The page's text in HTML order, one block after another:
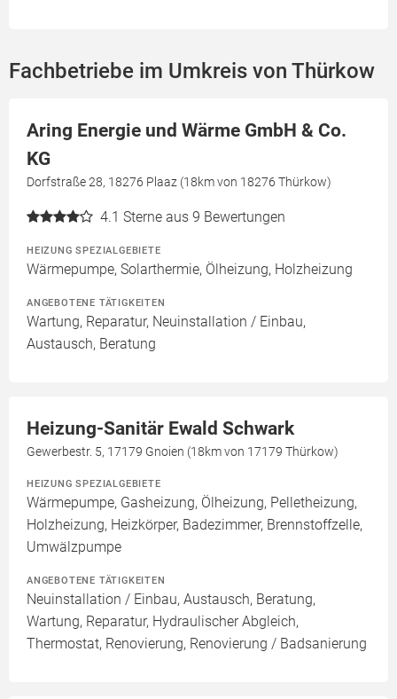
Fachbetriebe im Umkreis von Thürkow
Aring Energie und Wärme GmbH & Co.
KG
Dorfstraße 28, 18276 Plaaz (18km von 18276 Thürkow)
4.1 Sterne aus 9 Bewertungen
HEIZUNG SPEZIALGEBIETE
Wärmepumpe, Solarthermie, Ölheizung, Holzheizung
ANGEBOTENE TÄTIGKEITEN
Wartung, Reparatur, Neuinstallation / Einbau,
Austausch, Beratung
Heizung-Sanitär Ewald Schwark
Gewerbestr. 5, 17179 Gnoien (18km von 17179 Thürkow)
HEIZUNG SPEZIALGEBIETE
Wärmepumpe, Gasheizung, Ölheizung, Pelletheizung,
Holzheizung, Heizkörper, Badezimmer, Brennstoffzelle,
Umwälzpumpe
ANGEBOTENE TÄTIGKEITEN
Neuinstallation / Einbau, Austausch, Beratung,
Wartung, Reparatur, Hydraulischer Abgleich,
Thermostat, Renovierung, Renovierung / Badsanierung